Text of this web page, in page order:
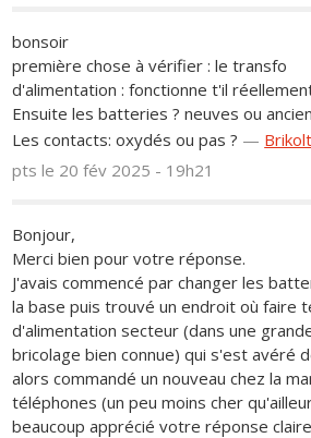
bonsoir
première chose à vérifier : le transfo
d'alimentation : fonctionne t'il
Ensuite les batteries ? neuves ou
Les contacts: oxydés ou pas ? —
ptsle 20 fév 2025 - 19h21
Bonjour,
Merci bien pour votre réponse.
J'avais commencé par changer les
la base puis trouvé un endroit où faire
d'alimentation secteur (dans une
bricolage bien connue) qui s'est avéré
alors commandé un nouveau chez la
téléphones (un peu moins cher
beaucoup apprécié votre réponse